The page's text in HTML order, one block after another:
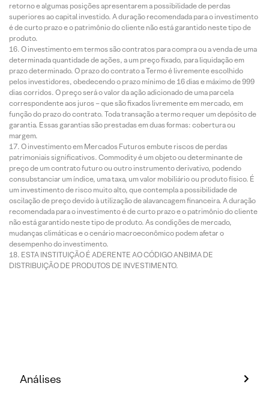
retorno e algumas posições apresentarem a possibilidade de perdas
superiores ao capital investido. A duração recomendada para o investimento
é de curto prazo e o patrimônio do cliente não está garantido neste tipo de
produto.
O investimento em termos são contratos para compra ou a venda de uma
determinada quantidade de ações, a um preço fixado, para liquidação em
prazo determinado. O prazo do contrato a Termo é livremente escolhido
pelos investidores, obedecendo o prazo mínimo de 16 dias e máximo de 999
dias corridos. O preço será o valor da ação adicionado de uma parcela
correspondente aos juros – que são fixados livremente em mercado, em
função do prazo do contrato. Toda transação a termo requer um depósito de
garantia. Essas garantias são prestadas em duas formas: cobertura ou
margem.
O investimento em Mercados Futuros embute riscos de perdas
patrimoniais significativos. Commodity é um objeto ou determinante de
preço de um contrato futuro ou outro instrumento derivativo, podendo
consubstanciar um índice, uma taxa, um valor mobiliário ou produto físico. É
um investimento de risco muito alto, que contempla a possibilidade de
oscilação de preço devido à utilização de alavancagem financeira. A duração
recomendada para o investimento é de curto prazo e o patrimônio do cliente
não está garantido neste tipo de produto. As condições de mercado,
mudanças climáticas e o cenário macroeconômico podem afetar o
desempenho do investimento.
ESTA INSTITUIÇÃO É ADERENTE AO CÓDIGO ANBIMA DE
DISTRIBUIÇÃO DE PRODUTOS DE INVESTIMENTO.
Análises